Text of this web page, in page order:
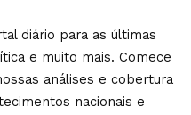
diário para as últimas
e muito mais. Comece
análises e cobertura
nacionais e